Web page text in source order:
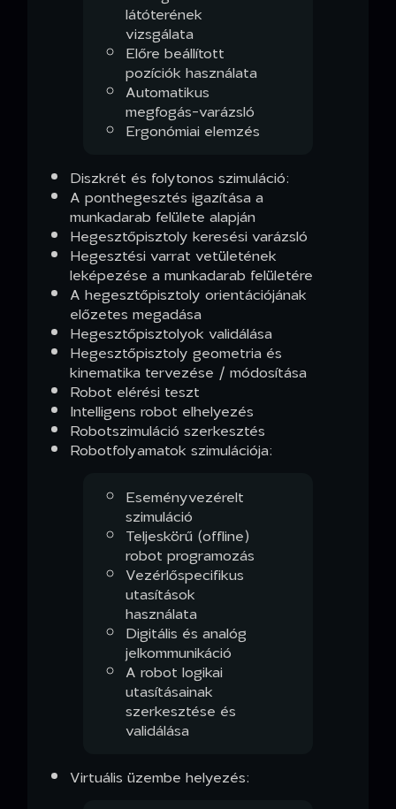
látóterének
vizsgálata
Előre beállított
pozíciók használata
Automatikus
megfogás-varázsló
Ergonómiai elemzés
Diszkrét és folytonos szimuláció:
A ponthegesztés igazítása a
munkadarab felülete alapján
Hegesztőpisztoly keresési varázsló
Hegesztési varrat vetületének
leképezése a munkadarab felületére
A hegesztőpisztoly orientációjának
előzetes megadása
Hegesztőpisztolyok validálása
Hegesztőpisztoly geometria és
kinematika tervezése / módosítása
Robot elérési teszt
Intelligens robot elhelyezés
Robotszimuláció szerkesztés
Robotfolyamatok szimulációja:
Eseményvezérelt
szimuláció
Teljeskörű (offline)
robot programozás
Vezérlőspecifikus
utasítások
használata
Digitális és analóg
jelkommunikáció
A robot logikai
utasításainak
szerkesztése és
validálása
Virtuális üzembe helyezés: